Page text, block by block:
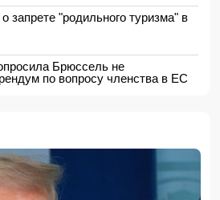
запрете "родильного туризма" в
Брюссель не
по вопросу членства в ЕС
транзитный груз через